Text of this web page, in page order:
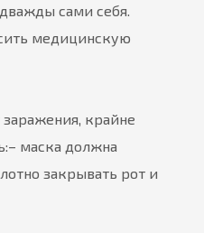
сами себя.
медицинскую
заражения, крайне
– маска должна
закрывать рот и